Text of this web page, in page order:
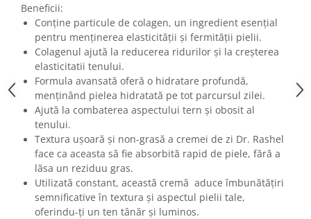
Beneficii:
Conține particule de colagen, un ingredient esențial
pentru menținerea elasticității și fermității pielii.
Colagenul ajută la reducerea ridurilor și la creșterea
elasticitatii tenului.
Formula avansată oferă o hidratare profundă,
menținând pielea hidratată pe tot parcursul zilei.
Ajută la combaterea aspectului tern și obosit al
tenului.
Textura ușoară și non-grasă a cremei de zi Dr. Rashel
face ca aceasta să fie absorbită rapid de piele, fără a
lăsa un reziduu gras.
Utilizată constant, această cremă aduce îmbunătățiri
semnificative în textura și aspectul pielii tale,
oferindu-ți un ten tânăr și luminos.